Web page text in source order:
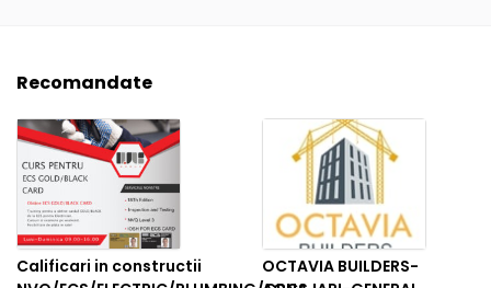
Recomandate
Calificari in constructii
OCTAVIA BUILDERS-